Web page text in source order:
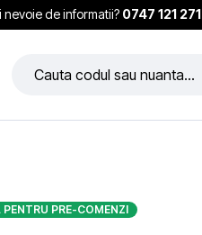
nevoie de informatii? 0747 121 271
PENTRU PRE-COMENZI